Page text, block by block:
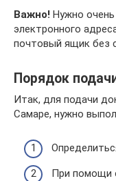
Важно! Нужно очень
электронного
почтовый ящик без
Порядок
Итак, для подачи
Самаре, нужно
При помощи